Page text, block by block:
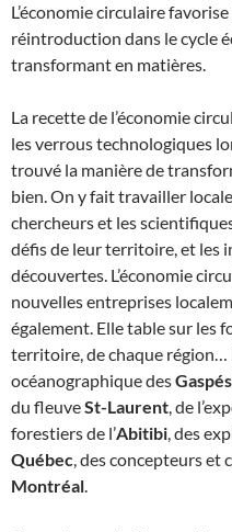
L’économie circulaire
réintroduction dans le cycle
transformant en matières.
La recette de l’économie
les verrous technologiques
trouvé la manière de
bien. On y fait travailler
chercheurs et les
défis de leur territoire, et les
découvertes. L’économie
nouvelles entreprises
également. Elle table sur les
territoire, de chaque région…
océanographique des
du fleuveSt-Laurent, de
forestiers de l’Abitibi, des
Québec, des concepteurs et
Montréal.